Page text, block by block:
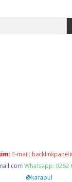
E-mail:
Whatsapp: 0262
@karabul